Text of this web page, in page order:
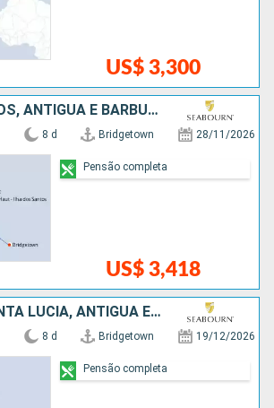
US$ 3,300
ESTADOS UNIDOS, ANTIGUA E BARBUDA, SANTA LUCIA, BARBADOS
8 d Bridgetown 28/11/2026
US$ 3,418
Pensão completa
BARBADOS, SANTA LUCIA, ANTIGUA E BARBUDA, ESTADOS UNIDOS
8 d Bridgetown 19/12/2026
Pensão completa